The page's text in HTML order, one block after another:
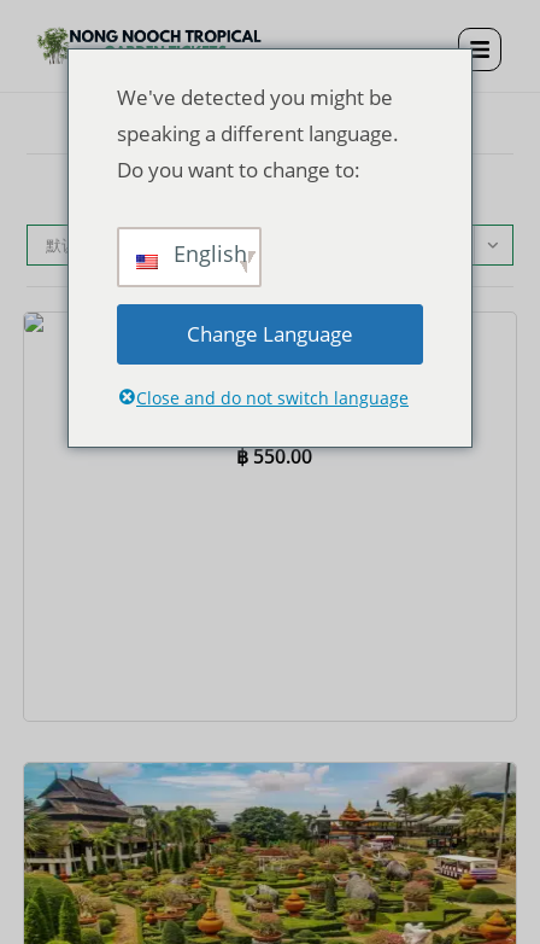
默认产品排序
门票
东巴热带花园门票 + 表演
฿550.00
立即预订
We've detected you might be
speaking a different language.
Do you want to change to:
English
Change Language
Close and do not switch language